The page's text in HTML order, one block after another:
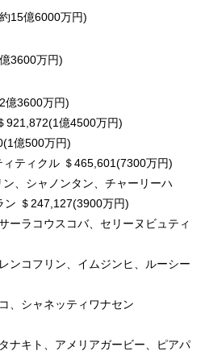
15億6000万円)
3600万円)
億3600万円)
921,872(1億4500万円)
億500万円)
ティクル ＄465,601(7300万円)
、シャノンタン、チャーリーハ
ン ＄247,127(3900万円)
ーラコウスコバ、セリーヌビュティ
ンコフリン、イムジンヒ、ルーシー
、シャネッティワナセン
ナキト、アメリアガービー、ピアパ